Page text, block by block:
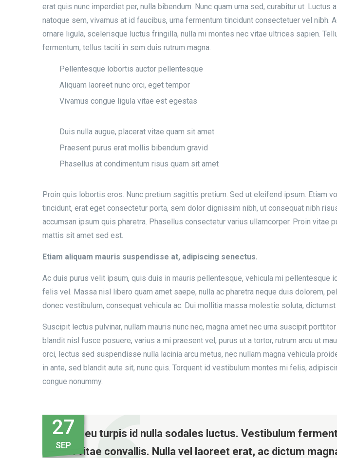
erat quis nunc imperdiet per, nulla bibendum. Nunc quam urna sed, curabitur ut.
natoque sem, vivamus at id faucibus, urna fermentum tincidunt consectetuer vel
ornare ligula, scelerisque luctus fringilla, nulla mi montes nec vitae ultrices sapien.
fermentum, tellus taciti in sem duis rutrum magna.
Pellentesque lobortis auctor pellentesque
Aliquam laoreet nunc orci, eget tempor
Vivamus congue ligula vitae est egestas
Duis nulla augue, placerat vitae quam sit amet
Praesent purus erat mollis bibendum gravid
Phasellus at condimentum risus quam sit amet
Proin quis lobortis eros. Nunc pretium sagittis pretium. Sed ut eleifend ipsum. Etiam
tincidunt, erat eget consectetur porta, sem dolor dignissim nibh, ut consequat nibh
accumsan ipsum quis pharetra. Phasellus consectetur varius ullamcorper. Proin
mattis sit amet sed est.
Etiam aliquam mauris suspendisse at, adipiscing senectus.
Ac duis purus velit ipsum, quis duis in mauris pellentesque, vehicula mi
felis vel. Massa nisl libero quam amet saepe, nulla ac pharetra neque duis dolorem,
donec vestibulum, consequat vehicula ac. Dui mollitia massa molestie soluta,
Suscipit lectus pulvinar, nullam mauris nunc nec, magna amet nec urna suscipit
blandit nisl fusce posuere, varius a mi praesent vel, purus ut a tortor, rutrum arcu ut
orci, lectus sed suspendisse nulla lacinia arcu metus, nec nullam magna vehicula
in ante, sed blandit aute sit, nunc quis. Torquent id vestibulum montes mi felis,
congue nonummy.
Nunc eu turpis id nulla sodales luctus. Vestibulum
est vitae convallis. Nulla vel laoreet erat, ac dictum
27
SEP